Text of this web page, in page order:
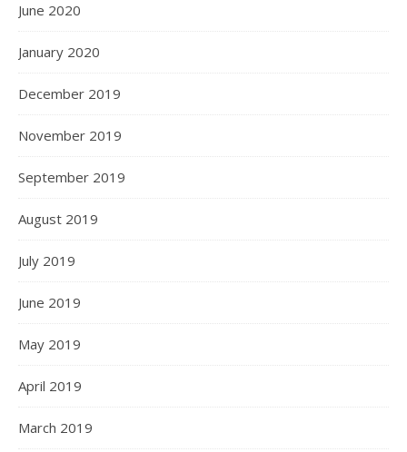
June 2020
January 2020
December 2019
November 2019
September 2019
August 2019
July 2019
June 2019
May 2019
April 2019
March 2019